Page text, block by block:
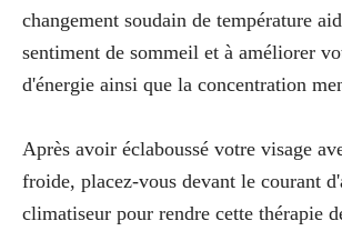
changement soudain de température
sentiment de sommeil et à améliorer
d'énergie ainsi que la concentration
Après avoir éclaboussé votre visage
froide, placez-vous devant le courant
climatiseur pour rendre cette thérapie